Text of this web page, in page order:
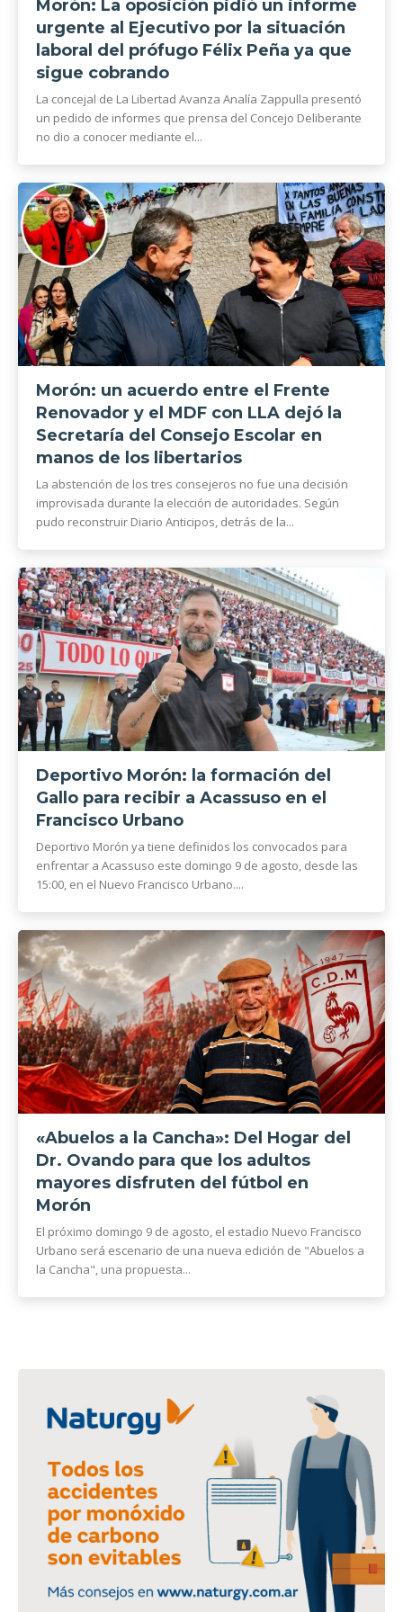
Morón: La oposición pidió un informe
urgente al Ejecutivo por la situación
laboral del prófugo Félix Peña ya que
sigue cobrando
La concejal de La Libertad Avanza Analía Zappulla presentó
un pedido de informes que prensa del Concejo Deliberante
no dio a conocer mediante el...
Morón: un acuerdo entre el Frente
Renovador y el MDF con LLA dejó la
Secretaría del Consejo Escolar en
manos de los libertarios
La abstención de los tres consejeros no fue una decisión
improvisada durante la elección de autoridades. Según
pudo reconstruir Diario Anticipos, detrás de la...
Deportivo Morón: la formación del
Gallo para recibir a Acassuso en el
Francisco Urbano
Deportivo Morón ya tiene definidos los convocados para
enfrentar a Acassuso este domingo 9 de agosto, desde las
15:00, en el Nuevo Francisco Urbano....
«Abuelos a la Cancha»: Del Hogar del
Dr. Ovando para que los adultos
mayores disfruten del fútbol en
Morón
El próximo domingo 9 de agosto, el estadio Nuevo Francisco
Urbano será escenario de una nueva edición de "Abuelos a
la Cancha", una propuesta...